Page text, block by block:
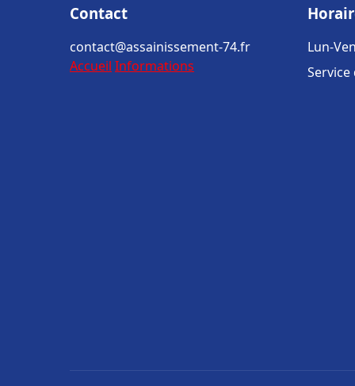
Contact
contact@assainissement-74.fr
Accueil Informations
Lun-